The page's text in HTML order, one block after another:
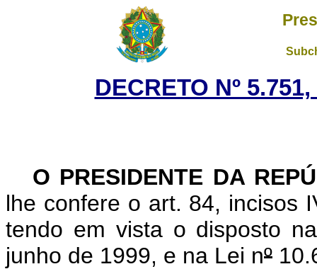
DECRETO Nº
O PRESIDENTE DA
lhe confere o art. 84, incisos
tendo em vista o disposto
junho de 1999, e na Lei nº